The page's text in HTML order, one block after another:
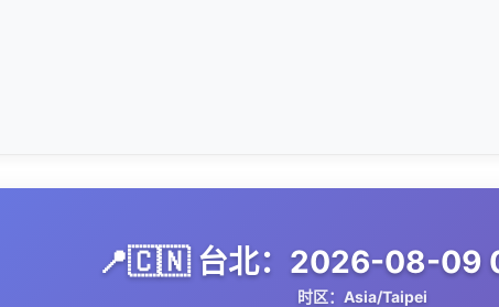
📍🇨🇳 台北：2026-08-09
时区：Asia/Taipei